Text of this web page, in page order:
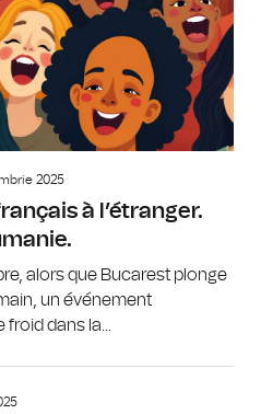
2025
à l’étranger.
alors que Bucarest plonge
un événement
dans la...